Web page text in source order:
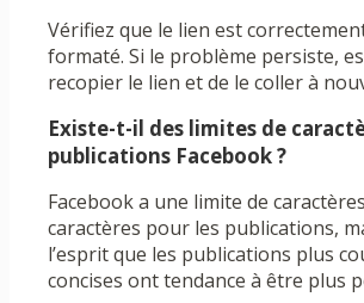
Vérifiez que le lien est
formaté. Si le problème persiste,
recopier le lien et de le coller à
Existe-t-il des limites de
publications Facebook ?
Facebook a une limite de
caractères pour les publications,
l’esprit que les publications plus
concises ont tendance à être plus